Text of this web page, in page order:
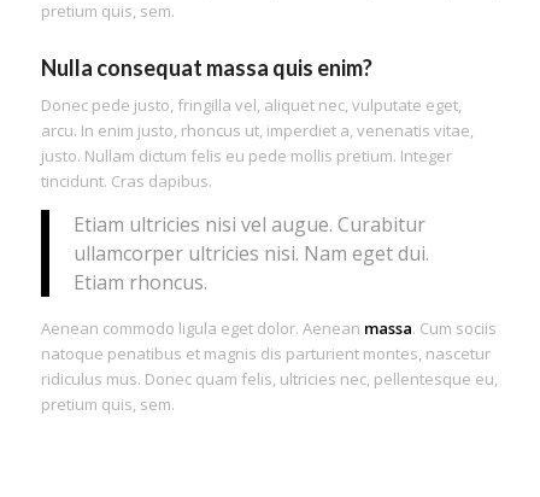
pretium quis, sem.
Nulla consequat massa quis enim?
Donec pede justo, fringilla vel, aliquet nec, vulputate eget,
arcu. In enim justo, rhoncus ut, imperdiet a, venenatis vitae,
justo. Nullam dictum felis eu pede mollis pretium. Integer
tincidunt. Cras dapibus.
Etiam ultricies nisi vel augue. Curabitur
ullamcorper ultricies nisi. Nam eget dui.
Etiam rhoncus.
Aenean commodo ligula eget dolor. Aenean massa. Cum sociis
natoque penatibus et magnis dis parturient montes, nascetur
ridiculus mus. Donec quam felis, ultricies nec, pellentesque eu,
pretium quis, sem.